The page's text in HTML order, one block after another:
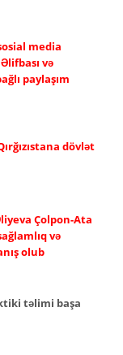
media
və
paylaşım
dövlət
Çolpon-Ata
və
olub
təlimi başa